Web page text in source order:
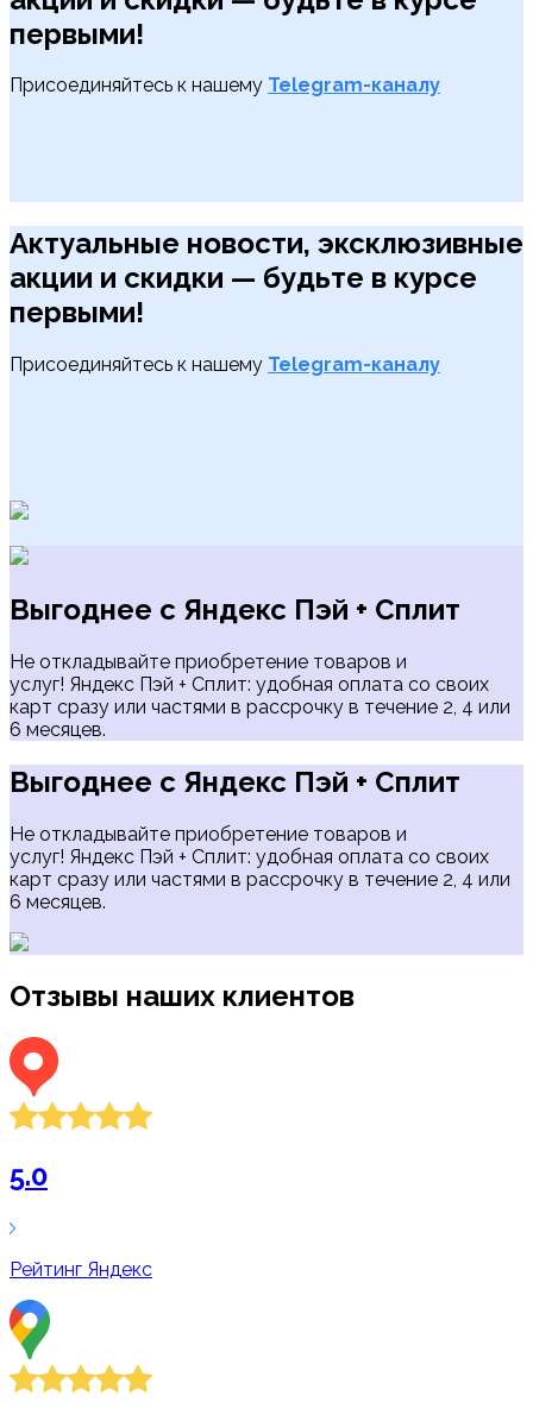
первыми!
Присоединяйтесь к нашему Telegram-каналу
Актуальные новости, эксклюзивные
акции и скидки — будьте в курсе
первыми!
Присоединяйтесь к нашему Telegram-каналу
Выгоднее с Яндекс Пэй + Сплит
Не откладывайте приобретение товаров и
услуг! Яндекс Пэй + Сплит: удобная оплата со своих
карт сразу или частями в рассрочку в течение 2, 4 или
6 месяцев.
Выгоднее с Яндекс Пэй + Сплит
Не откладывайте приобретение товаров и
услуг! Яндекс Пэй + Сплит: удобная оплата со своих
карт сразу или частями в рассрочку в течение 2, 4 или
6 месяцев.
Отзывы наших клиентов
5.0
Рейтинг Яндекс